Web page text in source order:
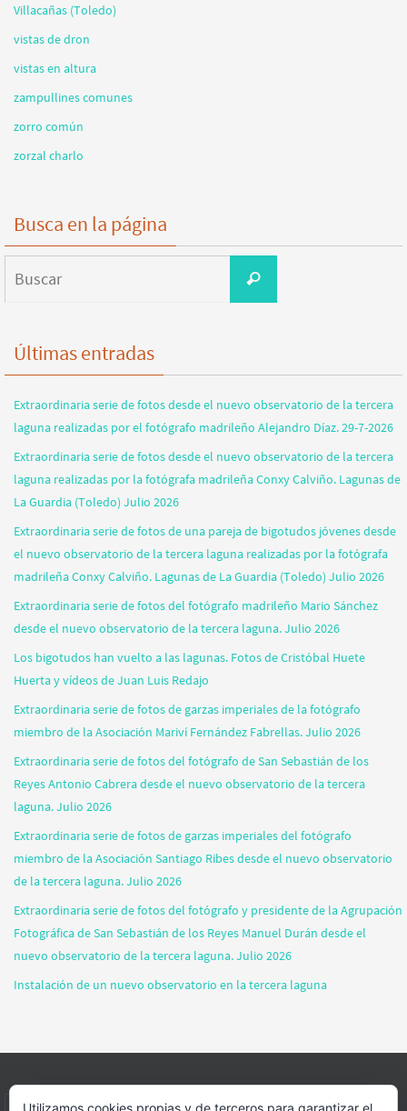
Villacañas (Toledo)
vistas de dron
vistas en altura
zampullines comunes
zorro común
zorzal charlo
Busca en la página
Buscar
Últimas entradas
Extraordinaria serie de fotos desde el nuevo observatorio de la tercera
laguna realizadas por el fotógrafo madrileño Alejandro Díaz. 29-7-2026
Extraordinaria serie de fotos desde el nuevo observatorio de la tercera
laguna realizadas por la fotógrafa madrileña Conxy Calviño. Lagunas de
La Guardia (Toledo) Julio 2026
Extraordinaria serie de fotos de una pareja de bigotudos jóvenes desde
el nuevo observatorio de la tercera laguna realizadas por la fotógrafa
madrileña Conxy Calviño. Lagunas de La Guardia (Toledo) Julio 2026
Extraordinaria serie de fotos del fotógrafo madrileño Mario Sánchez
desde el nuevo observatorio de la tercera laguna. Julio 2026
Los bigotudos han vuelto a las lagunas. Fotos de Cristóbal Huete
Huerta y vídeos de Juan Luis Redajo
Extraordinaria serie de fotos de garzas imperiales de la fotógrafo
miembro de la Asociación Mariví Fernández Fabrellas. Julio 2026
Extraordinaria serie de fotos del fotógrafo de San Sebastián de los
Reyes Antonio Cabrera desde el nuevo observatorio de la tercera
laguna. Julio 2026
Extraordinaria serie de fotos de garzas imperiales del fotógrafo
miembro de la Asociación Santiago Ribes desde el nuevo observatorio
de la tercera laguna. Julio 2026
Extraordinaria serie de fotos del fotógrafo y presidente de la Agrupación
Fotográfica de San Sebastián de los Reyes Manuel Durán desde el
nuevo observatorio de la tercera laguna. Julio 2026
Instalación de un nuevo observatorio en la tercera laguna
Utilizamos cookies propias y de terceros para garantizar el